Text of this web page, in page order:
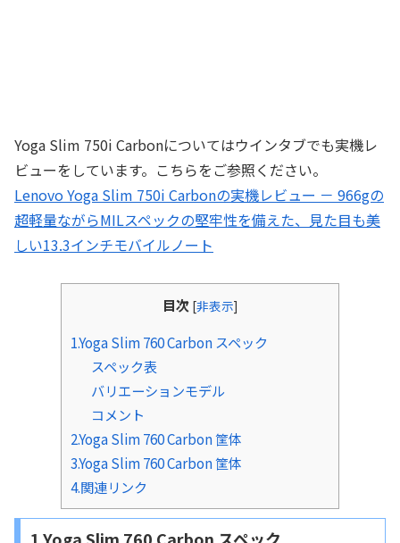
Yoga Slim 750i Carbonについてはウインタブでも実機レ
ビューをしています。こちらをご参照ください。
Lenovo Yoga Slim 750i Carbonの実機レビュー － 966gの
超軽量ながらMILスペックの堅牢性を備えた、見た目も美
しい13.3インチモバイルノート
目次 [非表示]
1.Yoga Slim 760 Carbon スペック
スペック表
バリエーションモデル
コメント
2.Yoga Slim 760 Carbon 筐体
3.Yoga Slim 760 Carbon 筐体
4.関連リンク
1.Yoga Slim 760 Carbon スペック